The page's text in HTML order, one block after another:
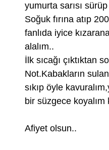
yumurta sarısı
Soğuk fırına atıp
fanlıda iyice
alalım..
İlk sıcağı çıktıktan
Not.Kabakların
sıkıp öyle
bir süzgece koyalım
Afiyet olsun..